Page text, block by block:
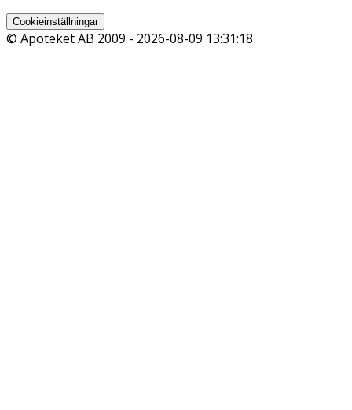
Cookieinställningar
© Apoteket AB 2009 - 2026-08-09 13:31:18